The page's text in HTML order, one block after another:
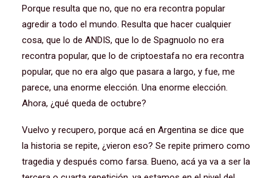
Porque resulta que no, que no era recontra popular
agredir a todo el mundo. Resulta que hacer cualquier
cosa, que lo de ANDIS, que lo de Spagnuolo no era
recontra popular, que lo de criptoestafa no era recontra
popular, que no era algo que pasara a largo, y fue, me
parece, una enorme elección. Una enorme elección.
Ahora, ¿qué queda de octubre?
Vuelvo y recupero, porque acá en Argentina se dice que
la historia se repite, ¿vieron eso? Se repite primero como
tragedia y después como farsa. Bueno, acá ya va a ser la